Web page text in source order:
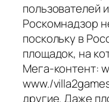
пользователей
Роскомнадзор
поскольку в
площадок, на
Мега-контент:
www./
другие. Даже